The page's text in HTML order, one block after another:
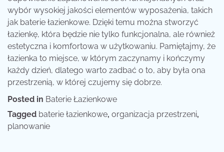
wybór wysokiej jakości elementów wyposażenia, takich
jak baterie łazienkowe. Dzięki temu można stworzyć
łazienkę, która będzie nie tylko funkcjonalna, ale również
estetyczna i komfortowa w użytkowaniu. Pamiętajmy, że
łazienka to miejsce, w którym zaczynamy i kończymy
każdy dzień, dlatego warto zadbać o to, aby była ona
przestrzenią, w której czujemy się dobrze.
Posted in Baterie Łazienkowe
Tagged baterie łazienkowe, organizacja przestrzeni,
planowanie